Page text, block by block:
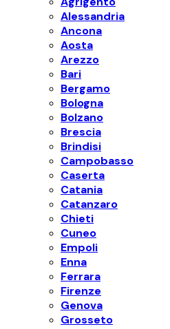
Alessandria
Ancona
Aosta
Arezzo
Bari
Bergamo
Bologna
Bolzano
Brescia
Brindisi
Campobasso
Caserta
Catania
Catanzaro
Chieti
Cuneo
Empoli
Enna
Ferrara
Firenze
Genova
Grosseto